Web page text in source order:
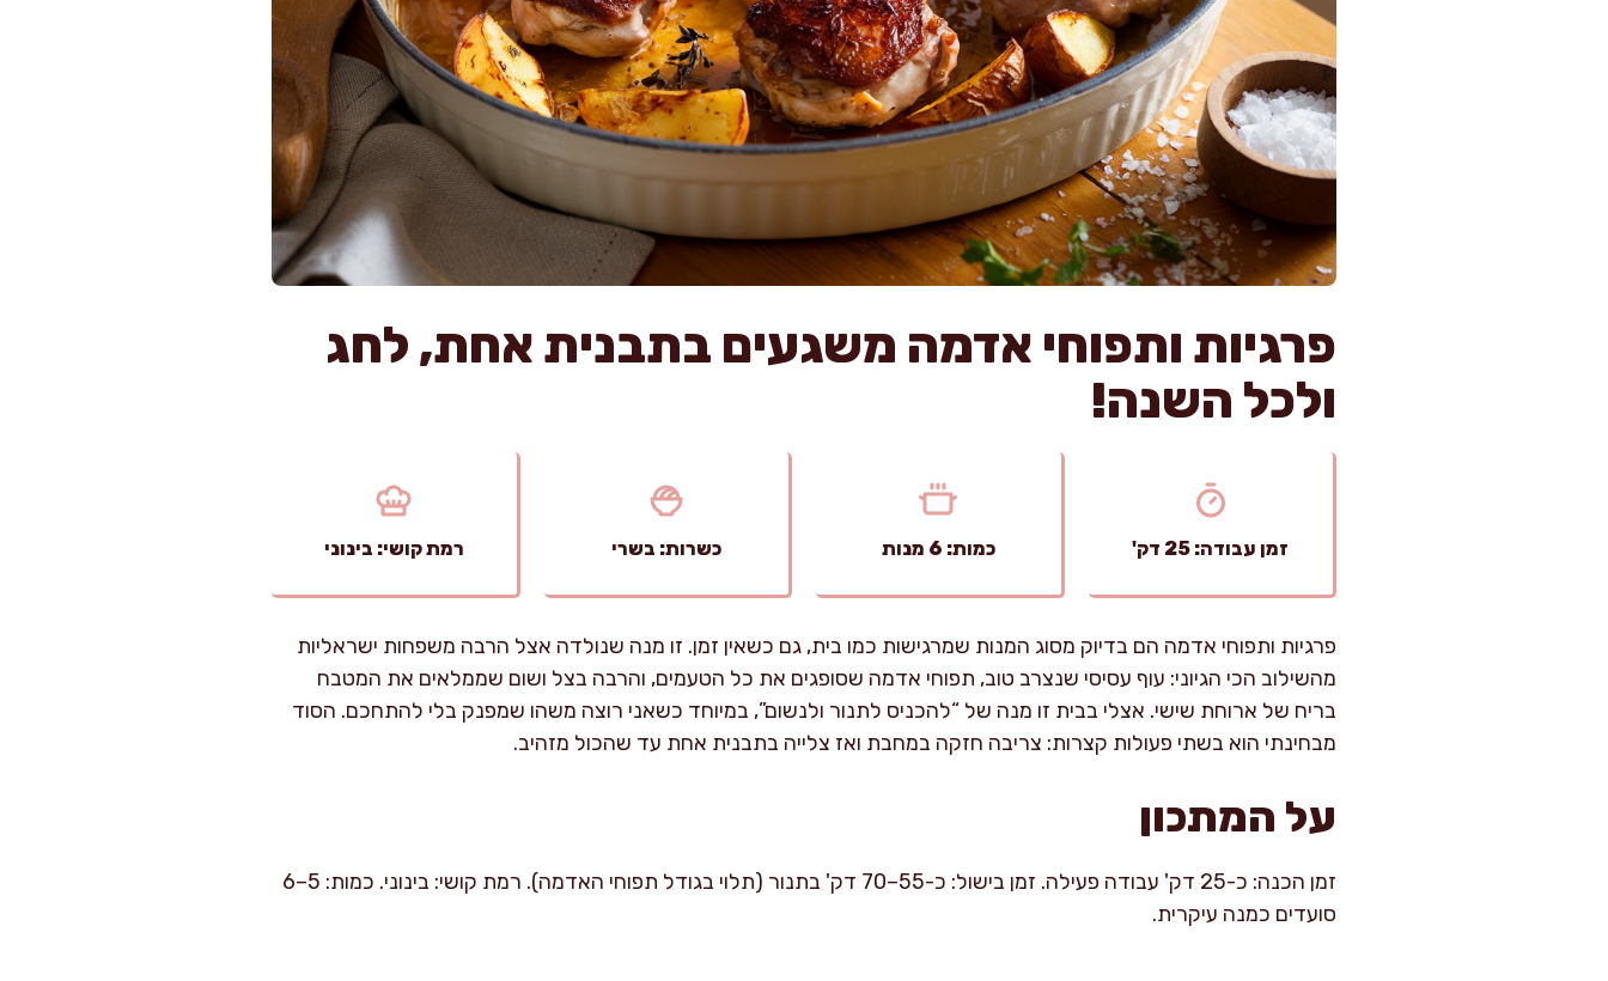
פרגיות ותפוחי אדמה משגעים בתבנית אחת, לחג
ולכל השנה!
זמן עבודה: 25 דק' כמות: 6 מנות כשרות: בשרי רמת קושי: בינוני
פרגיות ותפוחי אדמה הם בדיוק מסוג המנות שמרגישות כמו בית, גם כשאין זמן. זו מנה שנולדה אצל הרבה משפחות ישראליות
מהשילוב הכי הגיוני: עוף עסיסי שנצרב טוב, תפוחי אדמה שסופגים את כל הטעמים, והרבה בצל ושום שממלאים את המטבח
בריח של ארוחת שישי. אצלי בבית זו מנה של “להכניס לתנור ולנשום”, במיוחד כשאני רוצה משהו שמפנק בלי להתחכם. הסוד
מבחינתי הוא בשתי פעולות קצרות: צריבה חזקה במחבת ואז צלייה בתבנית אחת עד שהכול מזהיב.
על המתכון
זמן הכנה: כ-25 דק' עבודה פעילה. זמן בישול: כ-55–70 דק' בתנור (תלוי בגודל תפוחי האדמה). רמת קושי: בינוני. כמות: 5–6
סועדים כמנה עיקרית.